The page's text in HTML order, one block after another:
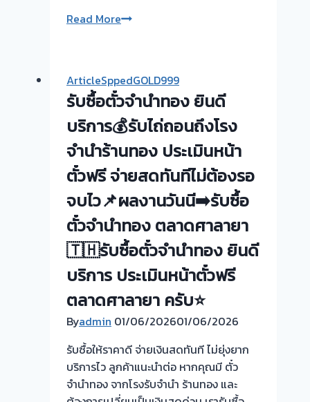
ซื้อ
ขอบคุณ
ลูกค้า
ซอย
เรวดี
เมือง
Read Moreรับ
ทอง
ยินดี
บริการ
รับ
ไถ่ถอน
ถึง
จำนำ
ร้าน
ทอง
ประเมิน
หน้า
ตั๋ว
ฟรี
จ่าย
สด
ทันที
ไม่
ต้อง
ArticleSppedGOLD999
รับซื้อตั๋วจำนำทอง ยินดี
บริการ💰รับไถ่ถอนถึงโรง
จำนำร้านทอง ประเมินหน้า
ตั๋วฟรี จ่ายสดทันทีไม่ต้องรอ
จบไว📌ผลงานวันนี➡️รับซื้อ
ตั๋วจำนำทอง ตลาดศาลายา
🇹🇭รับซื้อตั๋วจำนำทอง ยินดี
บริการ ประเมินหน้าตั๋วฟรี
ตลาดศาลายา ครับ⭐
Byadmin 01/06/202601/06/2026
รับซื้อให้ราคาดี จ่ายเงินสดทันที ไม่ยุ่งยาก
บริการไว ลูกค้าแนะนำต่อ หากคุณมี ตั๋ว
จำนำทอง จากโรงรับจำนำ ร้านทอง และ